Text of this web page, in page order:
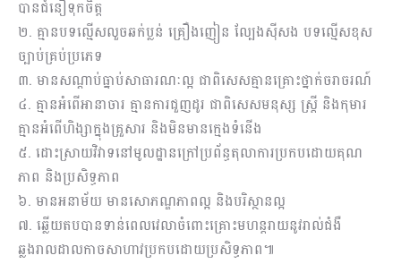
បានជំនឿទុកចិត្ត
២. គ្មានបទល្មើសលួចឆក់ប្លន់ គ្រឿងញៀន ល្បែងស៊ីសង បទល្មើសខុស
ច្បាប់គ្រប់ប្រភេទ
៣. មានសណ្តាប់ធ្នាប់សាធារណៈល្អ ជាពិសេសគ្មានគ្រោះថ្នាក់ចរាចរណ៍
៤. គ្មានអំពើអានាចារ គ្មានការជួញដូរ ជាពិសេសមនុស្ស ស្រ្តី និងកុមារ
គ្មានអំពើហិង្សាក្នុងគ្រួសារ និងមិនមានក្មេងទំនើង
៥. ដោះស្រាយវិវាទនៅមូលដ្ឋានក្រៅប្រព័ន្ធតុលាការប្រកបដោយគុណ
ភាព និងប្រសិទ្ធភាព
៦. មានអនាម័យ មានសោភណ្ឌភាពល្អ និងបរិស្ថានល្អ
៧. ឆ្លើយតបបានទាន់ពេលវេលាចំពោះគ្រោះមហន្តរាយនូវរាល់ជំងឺ
ឆ្លងរាលដាលកាចសាហាវប្រកបដោយប្រសិទ្ធភាព៕